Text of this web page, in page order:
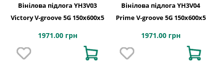
Вінілова підлога YH3V03
Victory V-groove 5G 150x600x5
1971.00 грн
Вінілова підлога YH3V04
Prime V-groove 5G 150x600x5
1971.00 грн